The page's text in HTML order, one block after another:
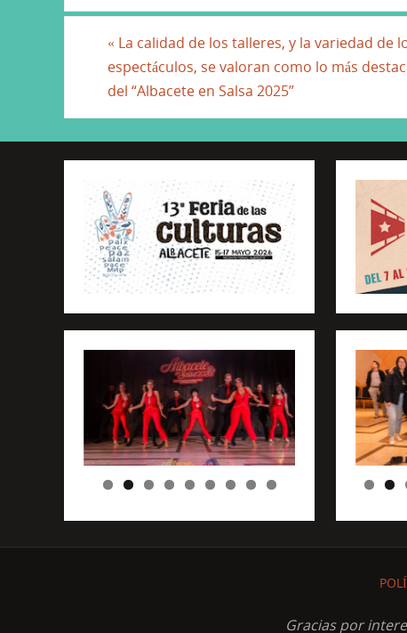
e
b
o
o
k
er l e
dI
n
s
A
p
p
« La calidad de los talleres, y la variedad de
espectáculos, se valoran como lo más
del “Albacete en Salsa 2025”
Gracias por